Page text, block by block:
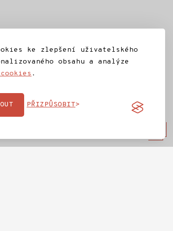
ke zlepšení uživatelského
obsahu a analýze
.
PŘIZPŮSOBIT